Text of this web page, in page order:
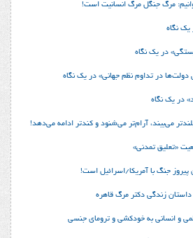
مرگ جنگل مرگ انسانیت است!
یک نگاه
در یک نگاه
دولت‌ها در تداوم نظم جهانی» در یک نگاه
در یک نگاه
می‌بیند، آرام‌تر می‌شنود و کندتر ادامه می‌دهد!
«تعلیق تمدنی»
زندگی دکتر مرگ قاهره
و انسانی به خودکشی و ترومای جنسی